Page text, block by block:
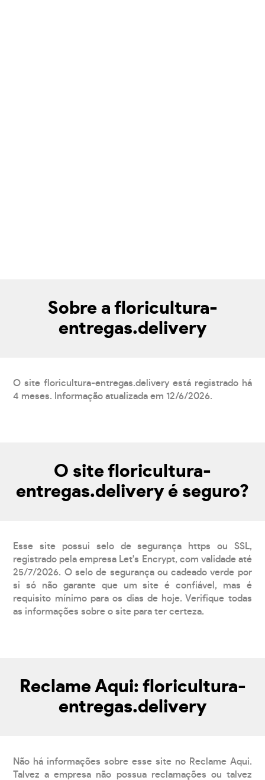
Sobre a floricultura-
entregas.delivery
O site floricultura-entregas.delivery está registrado há
4 meses. Informação atualizada em 12/6/2026.
O site floricultura-
entregas.delivery é seguro?
Esse site possui selo de segurança https ou SSL,
registrado pela empresa Let's Encrypt, com validade até
25/7/2026. O selo de segurança ou cadeado verde por
si só não garante que um site é confiável, mas é
requisito mínimo para os dias de hoje. Verifique todas
as informações sobre o site para ter certeza.
Reclame Aqui: floricultura-
entregas.delivery
Não há informações sobre esse site no Reclame Aqui.
Talvez a empresa não possua reclamações ou talvez